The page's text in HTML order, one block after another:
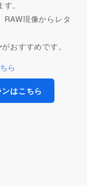
。
RAW現像からレタ
がおすすめです。
ら
はこちら